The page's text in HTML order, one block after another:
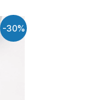
-30%